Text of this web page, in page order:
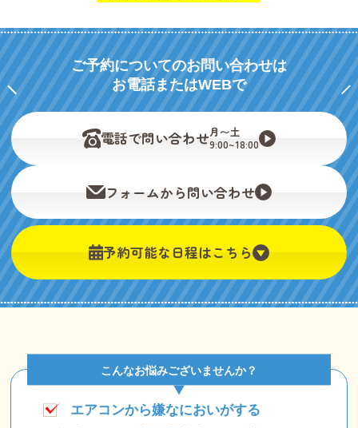
ご予約についてのお問い合わせは
お電話またはWEBで
電話で問い合わせ月〜土
9:00~18:00
フォームから問い合わせ
予約可能な日程はこちら
こんなお悩みございませんか？
エアコンから嫌なにおいがする